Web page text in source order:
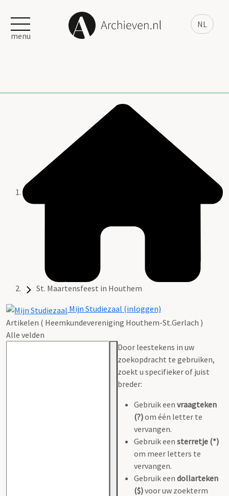
NL
menu
St. Maartensfeest in Houthem
Mijn Studiezaal (inloggen)
Artikelen ( Heemkundevereniging Houthem-St.Gerlach )
Alle velden
Door leestekens in uw
zoekopdracht te gebruiken,
zoekt u specifieker of juist
breder:
Gebruik een vraagteken
(?)om één letter te
vervangen.
Gebruik een sterretje (*)
om meer letters te
vervangen.
Gebruik een dollarteken
($)voor uw zoekterm